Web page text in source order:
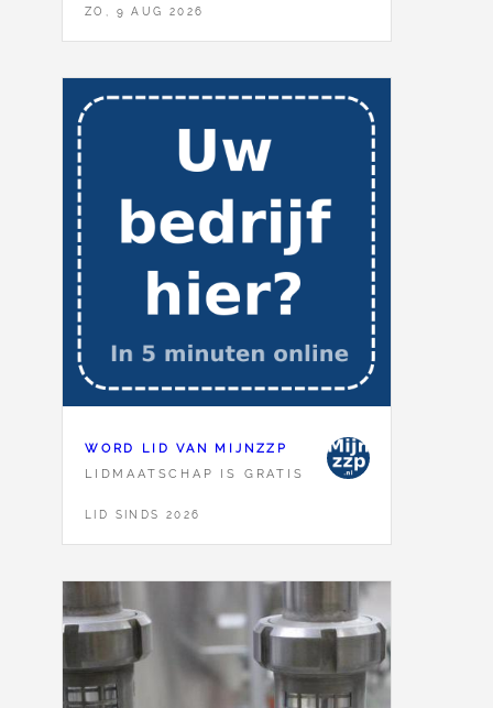
ZO, 9 AUG 2026
WORD LID VAN MIJNZZP
LIDMAATSCHAP IS GRATIS
LID SINDS 2026